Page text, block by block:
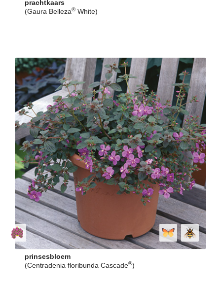
prachtkaars
(Gaura Belleza® White)
prinsesbloem
(Centradenia floribunda Cascade®)